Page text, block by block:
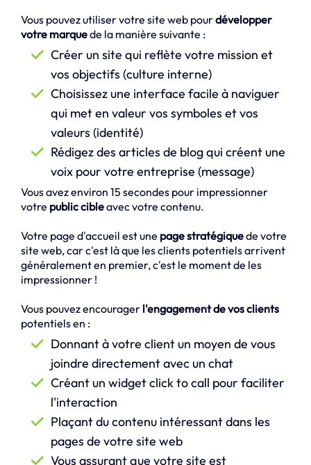
Vous pouvez utiliser votre site web pourdévelopper
votre marquede la manière suivante :
Créer un site qui reflète votre mission et
vos objectifs (culture interne)
Choisissez une interface facile à naviguer
qui met en valeur vos symboles et vos
valeurs (identité)
Rédigez des articles de blog qui créent une
voix pour votre entreprise (message)
Vous avez environ 15 secondes pour impressionner
votre public cibleavec votre contenu.
Votre page d'accueil est une page stratégiquede votre
site web, car c'est là que les clients potentiels arrivent
généralement en premier, c'est le moment de les
impressionner !
Vous pouvez encourager l'engagement de vos clients
potentiels en :
Donnant à votre client un moyen de vous
joindre directement avec un chat
Créant un widget click to call pour faciliter
l'interaction
Plaçant du contenu intéressant dans les
pages de votre site web
Vous assurant que votre site est